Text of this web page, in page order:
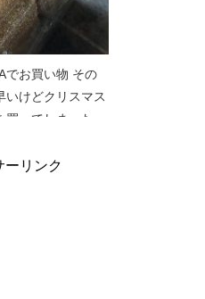
でお買い物 その
いけどクリスマス
買ってしまった。
ーリンク